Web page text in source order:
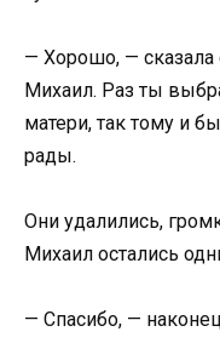
— Хорошо, — сказала
Михаил. Раз ты
матери, так тому и
рады.
Они удалились,
Михаил остались
— Спасибо, —